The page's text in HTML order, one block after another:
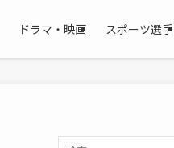
ドラマ・映画 スポーツ選手